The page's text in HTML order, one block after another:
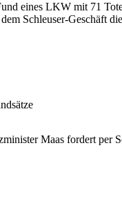
eines LKW mit 71
Schleuser-Geschäft
Maas fordert per